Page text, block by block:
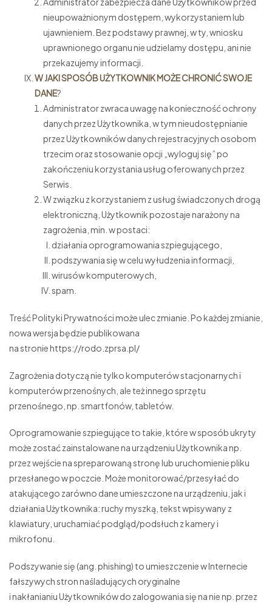
nieupoważnionym dostępem, wykorzystaniem lub
ujawnieniem. Bez podstawy prawnej, w ty, wniosku
uprawnionego organu nie udzielamy dostępu, ani nie
przekazujemy informacji.
W JAKI SPOSÓB UŻYTKOWNIK MOŻE CHRONIĆ SWOJE
DANE?
Administrator zwraca uwagę na konieczność ochrony
danych przez Użytkownika, w tym nieudostępnianie
przez Użytkowników danych rejestracyjnych osobom
trzecim oraz stosowanie opcji „wyloguj się” po
zakończeniu korzystania usług oferowanych przez
Serwis.
W związku z korzystaniem z usług świadczonych drogą
elektroniczną, Użytkownik pozostaje narażony na
zagrożenia, min. w postaci:
działania oprogramowania szpiegującego,
podszywania się w celu wyłudzenia informacji,
wirusów komputerowych,
spam.
Treść Polityki Prywatności może ulec zmianie. Po każdej zmianie,
nowa wersja będzie publikowana
na stronie https://rodo.zprsa.pl/
Zagrożenia dotyczą nie tylko komputerów stacjonarnych i
komputerów przenośnych, ale też innego sprzętu
przenośnego, np. smartfonów, tabletów.
Oprogramowanie szpiegujące to takie, które w sposób ukryty
może zostać zainstalowane na urządzeniu Użytkownika np.
przez wejście na spreparowaną stronę lub uruchomienie pliku
przesłanego w poczcie. Może monitorować/przesyłać do
atakującego zarówno dane umieszczone na urządzeniu, jak i
działania Użytkownika: ruchy myszką, tekst wpisywany z
klawiatury, uruchamiać podgląd/podsłuch z kamery i
mikrofonu.
Podszywanie się (ang. phishing) to umieszczenie w Internecie
fałszywych stron naśladujących oryginalne
i nakłanianiu Użytkowników do zalogowania się na nie np. przez